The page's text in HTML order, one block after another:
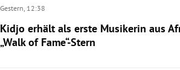
Gestern, 12:38
Kidjo erhält als erste Musikerin aus
„Walk of Fame“-Stern